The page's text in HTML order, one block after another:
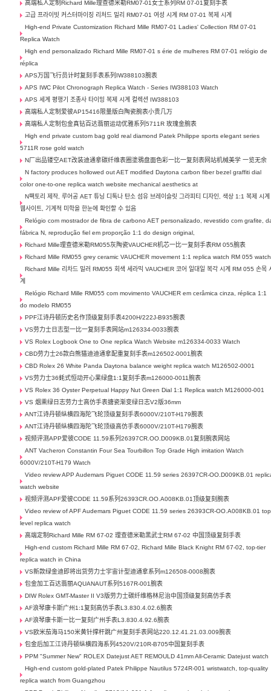
高端私人定制Richard Mille理查德米勒RM07-01女士系列RM 07-01复刻手表
고급 프라이빗 커스터마이징 리처드 밀리 RM07-01 여성 시계 RM 07-01 복제 시계
High-end Private Customization Richard Mille RM07-01 Ladies' Collection RM 07-01
Replica Watch
High end personalizado Richard Mille RM07-01 s érie de mulheres RM 07-01 relógio de
réplica
APS万国飞行员计时复刻手表系列IW388103腕表
APS IWC Pilot Chronograph Replica Watch - Series IW388103 Watch
APS 세계 평행기 조종사 타이밍 복제 시계 컬렉션 IW388103
高端私人定制爱彼AP15416限量版白陶瓷腕表小贵几万
高端私人定制包金真钻百达翡丽运动优雅系列5711R 玫瑰金腕表
High end private custom bag gold real diamond Patek Philippe sports elegant series
5711R rose gold watch
N厂出品镂空AET改装迪通拿碳纤维表圈塗鴉盘面色彩一比一复刻表网站机械美学 一览无余
N factory produces hollowed out AET modified Daytona carbon fiber bezel graffiti dial
color one-to-one replica watch website mechanical aesthetics at
N팩토리 제작, 루어공 AET 튜닝 디톡나 탄소 섬유 브레이슬릿 그라피티 디자인, 색상 1:1 복제 시계
웹사이트, 기계적 미학을 한눈에 확인할 수 있음
Relógio com mostrador de fibra de carbono AET personalizado, revestido com grafite,
fábrica N, reprodução fiel em proporção 1:1 do design original,
Richard Mille理查德米勒RM055灰陶瓷VAUCHER机芯一比一复刻手表RM 055腕表
Richard Mille RM055 grey ceramic VAUCHER movement 1:1 replica watch RM 055 watch
Richard Mille 리차드 밀러 RM055 회색 세라믹 VAUCHER 코어 일대일 복각 시계 RM 055 손목
계
Relógio Richard Mille RM055 com movimento VAUCHER em cerâmica cinza, réplica 1:1
do modelo RM055
PPF江诗丹顿历史名作顶级复刻手表4200H/222J-B935腕表
VS劳力士日志型一比一复刻手表网站m126334-0033腕表
VS Rolex Logbook One to One replica Watch Website m126334-0033 Watch
CBD劳力士26款白熊猫迪迪通拿配重复刻手表m126502-0001腕表
CBD Rolex 26 White Panda Daytona balance weight replica watch M126502-0001
VS劳力士36蚝式恒动开心果绿盘1:1复刻手表m126000-0011腕表
VS Rolex 36 Oyster Perpetual Happy Nut Green Dial 1:1 Replica watch M126000-001
VS 烟熏绿日志劳力士高仿手表搪瓷渐变绿日志V2版36mm
ANT江诗丹顿纵横四海陀飞轮顶级复刻手表6000V/210T-H179腕表
ANT江诗丹顿纵横四海陀飞轮顶级高仿手表6000V/210T-H179腕表
视频评测APP爱彼CODE 11.59系列26397CR.OO.D009KB.01复刻腕表网站
ANT Vacheron Constantin Four Sea Tourbillon Top Grade High imitation Watch
6000V/210T-H179 Watch
Video review APP Audemars Piguet CODE 11.59 series 26397CR-OO.D009KB.01
watch website
视频评测APF爱彼CODE 11.59系列26393CR.OO.A008KB.01顶级复刻腕表
Video review of APF Audemars Piguet CODE 11.59 series 26393CR-OO.A008KB.01
level replica watch
高端定制Richard Mille RM 67-02 理查德米勒黑武士RM 67-02 中国顶级复刻手表
High-end custom Richard Mille RM 67-02, Richard Mille Black Knight RM 67-02, top-tier
replica watch in China
VS新款绿金迪即将出货劳力士宇宙计型迪通拿系列m126508-0008腕表
包金加工百达翡丽AQUANAUT系列5167R-001腕表
DIW Rolex GMT-Master II V3版劳力士碳纤维格林尼治中国顶级复刻高仿手表
AF浪琴康卡斯广州1:1复刻高仿手表L3.830.4.02.6腕表
AF浪琴康卡斯一比一复刻广州手表L3.830.4.92.6腕表
VS欧米茄海马150米黄针撑杆跳广州复刻手表网站220.12.41.21.03.009腕表
包金后加工江诗丹顿纵横四海系列4520V/210R-B705中国复刻手表
PPM "Summer New" ROLEX Datejust AET REMOULD 41mm All-Ceramic Datejust watch
High-end custom gold-plated Patek Philippe Nautilus 5724R-001 wristwatch, top-quality
replica watch from Guangzhou